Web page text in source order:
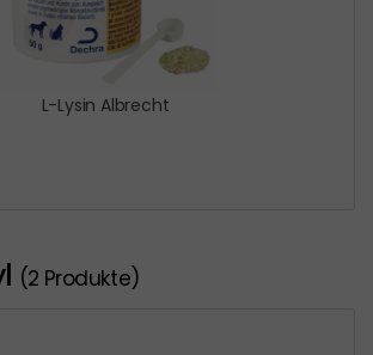
L-Lysin Albrecht
(2 Produkte)